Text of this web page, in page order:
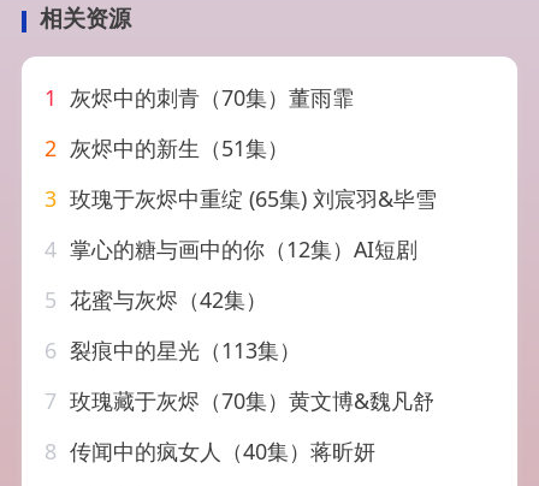
相关资源
1
灰烬中的刺青（70集）董雨霏
2 灰烬中的新生（51集）
3 玫瑰于灰烬中重绽 (65集) 刘宸羽&毕雪
4 掌心的糖与画中的你（12集）AI短剧
5 花蜜与灰烬（42集）
6 裂痕中的星光（113集）
7 玫瑰藏于灰烬（70集）黄文博&魏凡舒
8 传闻中的疯女人（40集）蒋昕妍